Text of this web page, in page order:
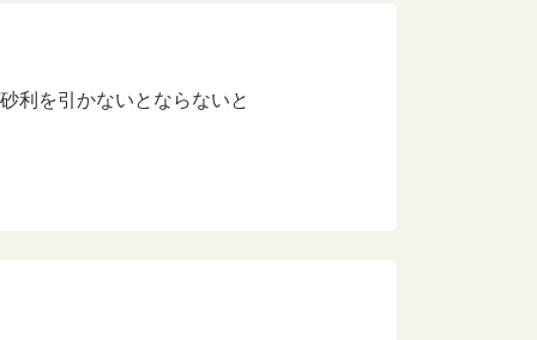
利を引かないとならないと